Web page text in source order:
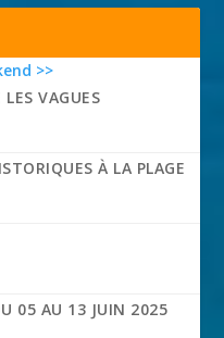
>>
VAGUES
À LA PLAGE
05 AU 13 JUIN 2025